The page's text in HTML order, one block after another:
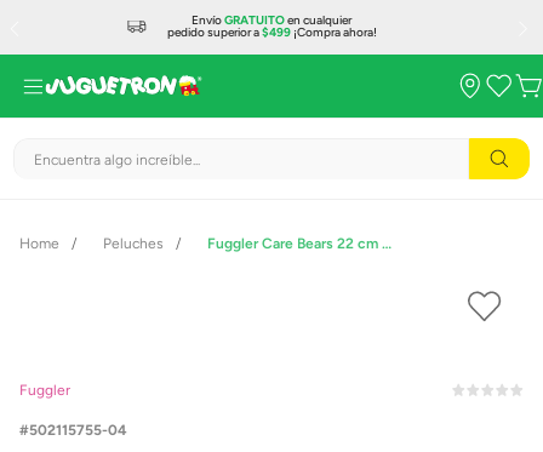
EnvíoGRATUITOen cualquier
pedido superior a$499¡Compra ahora!
Encuentra algo increíble...
Peluches Fuggler Care Bears 22 cm Share Bear
Fuggler
502115755-04